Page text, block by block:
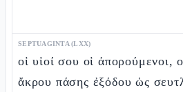
SEPTUAGINTA (LXX)
οἱ υἱοί σου οἱ ἀπορούμενοι,
ἄκρου πάσης ἐξόδου ὡς